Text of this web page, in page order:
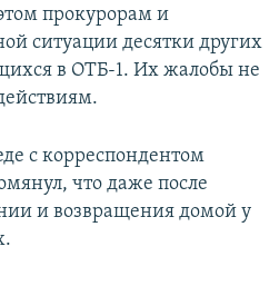
прокурорам и
ситуации десятки других
в ОТБ-1. Их жалобы не
с корреспондентом
что даже после
и возвращения домой у